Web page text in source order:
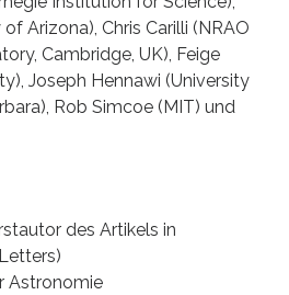
Arizona), Chris Carilli (NRAO
Cambridge, UK), Feige
Joseph Hennawi (University
Rob Simcoe (MIT) und
des Artikels in
Astronomie